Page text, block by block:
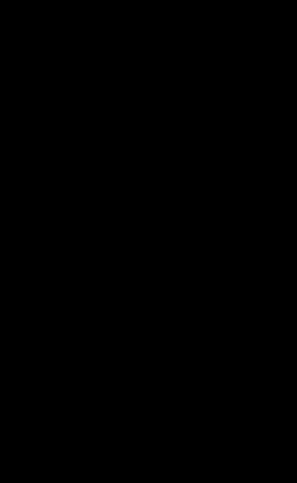
большой, доставка в
выбрать нужный вариант. Заказ